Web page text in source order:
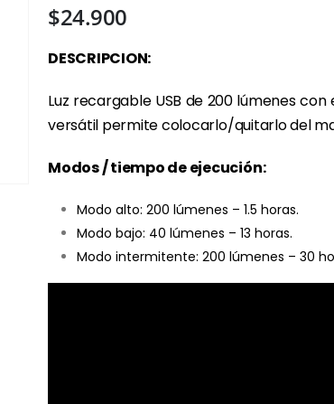
$24.900
DESCRIPCION:
Luz recargable USB de 200 lúmenes
versátil permite colocarlo/quitarlo del
Modos / tiempo de ejecución:
Modo alto: 200 lúmenes – 1.5 horas.
Modo bajo: 40 lúmenes – 13 horas.
Modo intermitente: 200 lúmenes – 30